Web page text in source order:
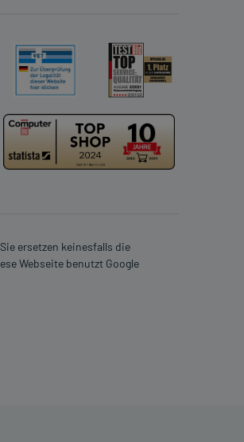
ersetzen keinesfalls die
Webseite benutzt Google